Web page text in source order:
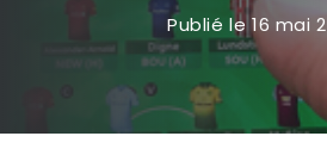
Publié le 16 mai